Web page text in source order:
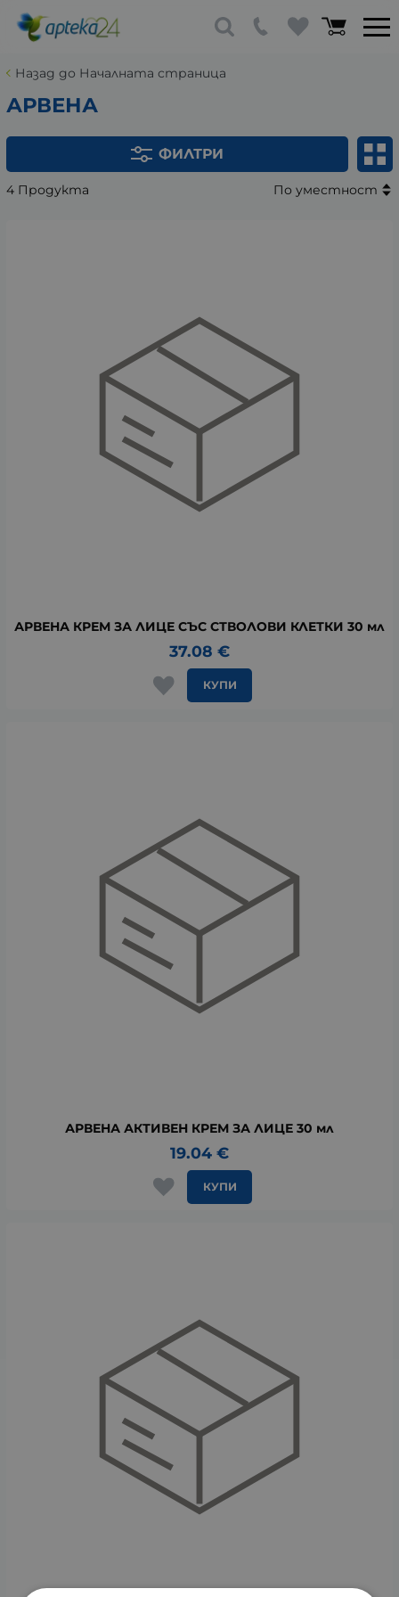
Назад до Началната страница
АРВЕНА
ФИЛТРИ
4 Продукта По уместност
АРВЕНА КРЕМ ЗА ЛИЦЕ СЪС СТВОЛОВИ КЛЕТКИ 30 мл
37.08 €
КУПИ
АРВЕНА АКТИВЕН КРЕМ ЗА ЛИЦЕ 30 мл
19.04 €
КУПИ